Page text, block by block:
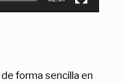
forma sencilla en